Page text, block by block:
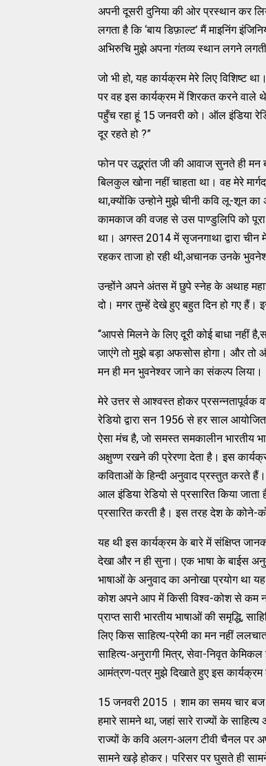
अपनी दूसरी दुनिया की ओर प्रस्थान कर
लगता है कि ‘बाय डिफ़ाल्ट’ मैं माइनिंग
अभिरुचि मुझे अपना गंतव्य स्थान लगने
जो भी हो, यह कार्यक्रम मेरे लिए विशिष्ट
पर वह इस कार्यक्रम में शिरकत करने वाले
पहुँच रहा हूं 15 जनवरी को। ऑल इंडिया
दूर रहते हो ?”
फोन पर उद्भ्रांत जी की आवाज सुनते ही
बिलकुल खोना नहीं चाहता था। वह मेरे
था,क्योंकि उन्होने मुझे चीनी कवि लू-शून
कामकाज की वजह से उस पाण्डुलिपि को
था। अगस्त 2014 में सृजनगाथा द्वारा चीन
रहकर ताजा हो रही थी,अचानक उनके
उन्होंने अपने अंतस में छुपे स्नेह के अथाह
दो। मगर तुम्हें देखे हुए बहुत दिन हो गए हैं।
“आपसे मिलने के लिए दूरी कोई बाधा नहीं
जाएंगे तो मुझे बड़ा अफसोस होगा। और तो
मन ही मन भुवनेश्वर जाने का संकल्प लिया।
मेरे उत्तर से आश्वस्त होकर
रेडियो द्वारा सन 1956 से हर साल
ऐसा मंच है, जो समस्त समकालीन भारतीय
अक्षुण्ण रखने की प्रेरणा देता है। इस
कविताओं के हिन्दी अनुवाद प्रस्तुत करते हैं।
आल इंडिया रेडियो से प्रसारित किया
प्रसारित करती है। इस तरह देश के कोने-
यह थी इस कार्यक्रम के बारे में संक्षिप्त
देखा और न ही सुना। एक भाषा के बाईस
भाषाओं के अनुवाद का अनोखा प्रयोग था
कोश अपने आप में किसी विश्व-कोश से कम
प्राप्त सारी भारतीय भाषाओं की समृद्धि,
लिए किस साहित्य-प्रेमी का मन नहीं
साहित्य-अनुरागी मित्र, सेवा-निवृत केमिकल
आमंत्रण-पत्र मुझे दिखाते हुए इस कार्यक्रम
15 जनवरी 2015 । शाम का समय चार
हमारे सामने था, जहां सारे राज्यों के
राज्यों के कवि अलग-अलग टीवी चैनल पर
सामने खड़े होकर। परिसर पर घुसते ही